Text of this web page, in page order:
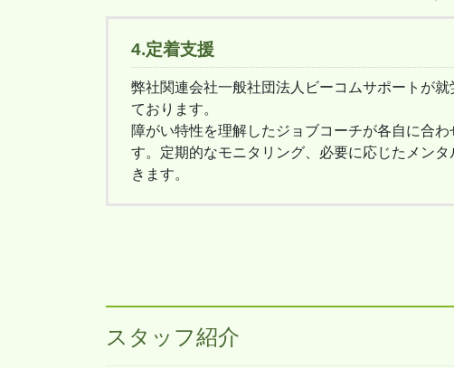
4.定着支援
弊社関連会社一般社団法人ビーコムサポートが
ております。
障がい特性を理解したジョブコーチが各自に合わ
す。定期的なモニタリング、必要に応じたメン
きます。
スタッフ紹介